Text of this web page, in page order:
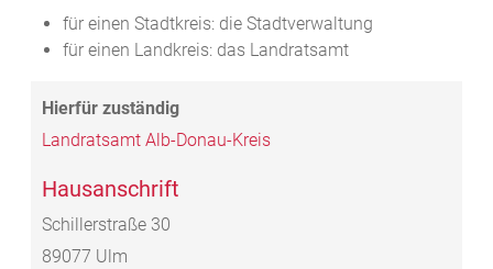
für einen Stadtkreis: die Stadtverwaltung
für einen Landkreis: das Landratsamt
Landratsamt Alb-Donau-Kreis
Hausanschrift
Schillerstraße 30
89077 Ulm